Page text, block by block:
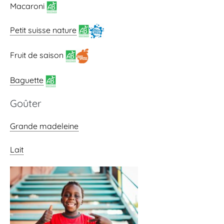
Macaroni
Petit suisse nature
Fruit de saison
Baguette
Goûter
Grande madeleine
Lait